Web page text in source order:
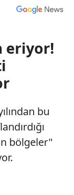
eriyor!
bu
bölgeler"